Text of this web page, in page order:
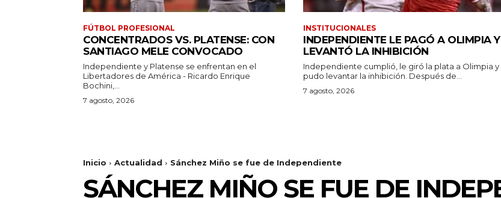
FÚTBOL PROFESIONAL
CONCENTRADOS VS. PLATENSE: CON
SANTIAGO MELE CONVOCADO
Independiente y Platense se enfrentan en el
Libertadores de América - Ricardo Enrique
Bochini,...
7 agosto, 2026
INSTITUCIONALES
INDEPENDIENTE LE PAGÓ A OLIMPIA Y
LEVANTÓ LA INHIBICIÓN
Independiente cumplió, le giró la plata a Olimpia y
pudo levantar la inhibición. Después de...
7 agosto, 2026